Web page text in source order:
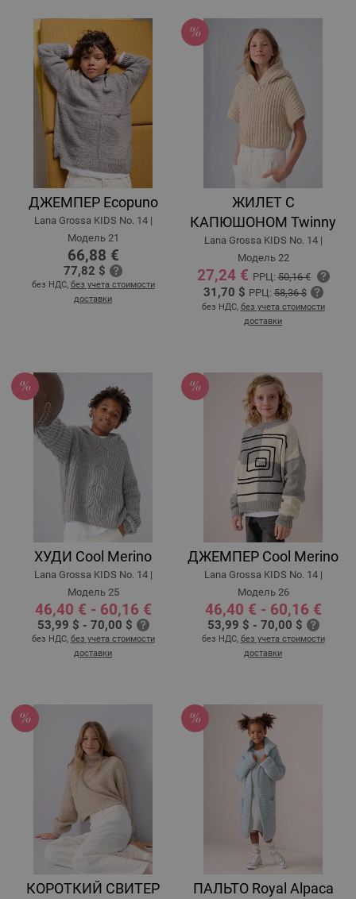
ДЖЕМПЕР Ecopuno
Lana Grossa KIDS No. 14 |
Модель 21
66,88 €
77,82 $
без НДС, без учета стоимости
доставки
ЖИЛЕТ С
КАПЮШОНОМ Twinny
Lana Grossa KIDS No. 14 |
Модель 22
27,24 € РРЦ:50,16 €
31,70 $ РРЦ:58,36 $
без НДС, без учета стоимости
доставки
ХУДИ Cool Merino
Lana Grossa KIDS No. 14 |
Модель 25
46,40 € - 60,16 €
53,99 $ - 70,00 $
без НДС, без учета стоимости
доставки
ДЖЕМПЕР Cool Merino
Lana Grossa KIDS No. 14 |
Модель 26
46,40 € - 60,16 €
53,99 $ - 70,00 $
без НДС, без учета стоимости
доставки
КОРОТКИЙ СВИТЕР
ПАЛЬТО Royal Alpaca